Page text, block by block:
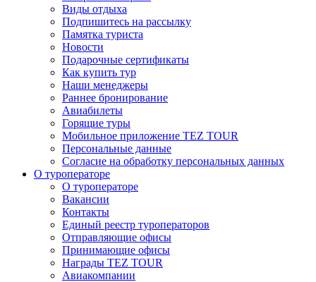
Виды отдыха
Подпишитесь на рассылку
Памятка туриста
Новости
Подарочные сертификаты
Как купить тур
Наши менеджеры
Раннее бронирование
Авиабилеты
Горящие туры
Мобильное приложение TEZ TOUR
Персональные данные
Согласие на обработку персональных данных
О туроператоре
О туроператоре
Вакансии
Контакты
Единый реестр туроператоров
Отправляющие офисы
Принимающие офисы
Награды TEZ TOUR
Авиакомпании